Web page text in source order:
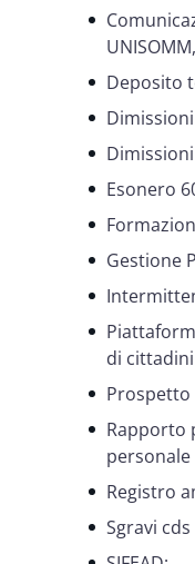
Deposito
Esonero
Gestione
di
Rapporto
Registro
Sgravi